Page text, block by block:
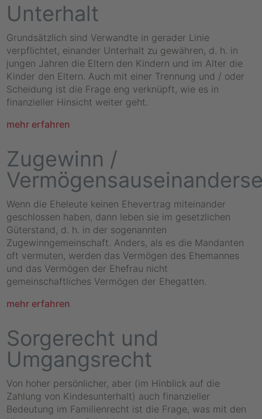
Unterhalt
Grundsätzlich sind Verwandte in gerader Linie
verpflichtet, einander Unterhalt zu gewähren, d. h. in
jungen Jahren die Eltern den Kindern und im Alter die
Kinder den Eltern. Auch mit einer Trennung und / oder
Scheidung ist die Frage eng verknüpft, wie es in
finanzieller Hinsicht weiter geht.
mehr erfahren
Zugewinn /
Wenn die Eheleute keinen Ehevertrag miteinander
geschlossen haben, dann leben sie im gesetzlichen
Güterstand, d. h. in der sogenannten
Zugewinngemeinschaft. Anders, als es die Mandanten
oft vermuten, werden das Vermögen des Ehemannes
und das Vermögen der Ehefrau nicht
gemeinschaftliches Vermögen der Ehegatten.
mehr erfahren
Sorgerecht und
Umgangsrecht
Von hoher persönlicher, aber (im Hinblick auf die
Zahlung von Kindesunterhalt) auch finanzieller
Bedeutung im Familienrecht ist die Frage, was mit den